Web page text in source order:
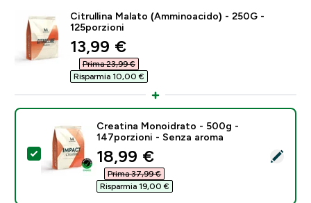
Citrullina Malato (Amminoacido) - 250G -
125porzioni
discounted price
13,99 €‎
Prima 23,99 €‎
Risparmia 10,00 €‎
Seleziona questo prodotto - Creatina Monoidrato -
Creatina Monoidrato - 500g -
147porzioni - Senza aroma
discounted price
18,99 €‎
Prima 37,99 €‎
Risparmia 19,00 €‎